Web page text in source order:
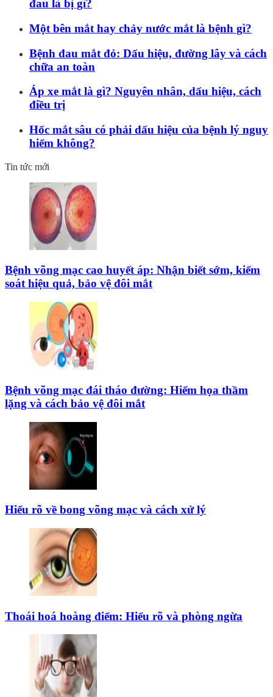
đau là bị gì?
Một bên mắt hay chảy nước mắt là bệnh gì?
Bệnh đau mắt đỏ: Dấu hiệu, đường lây và cách
chữa an toàn
Áp xe mắt là gì? Nguyên nhân, dấu hiệu, cách
điều trị
Hốc mắt sâu có phải dấu hiệu của bệnh lý nguy
hiểm không?
Tin tức mới
Bệnh võng mạc cao huyết áp: Nhận biết sớm, kiểm
soát hiệu quả, bảo vệ đôi mắt
Bệnh võng mạc đái tháo đường: Hiểm họa thầm
lặng và cách bảo vệ đôi mắt
Hiểu rõ về bong võng mạc và cách xử lý
Thoái hoá hoàng điểm: Hiểu rõ và phòng ngừa